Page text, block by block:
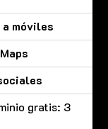
móviles
gratis: 3